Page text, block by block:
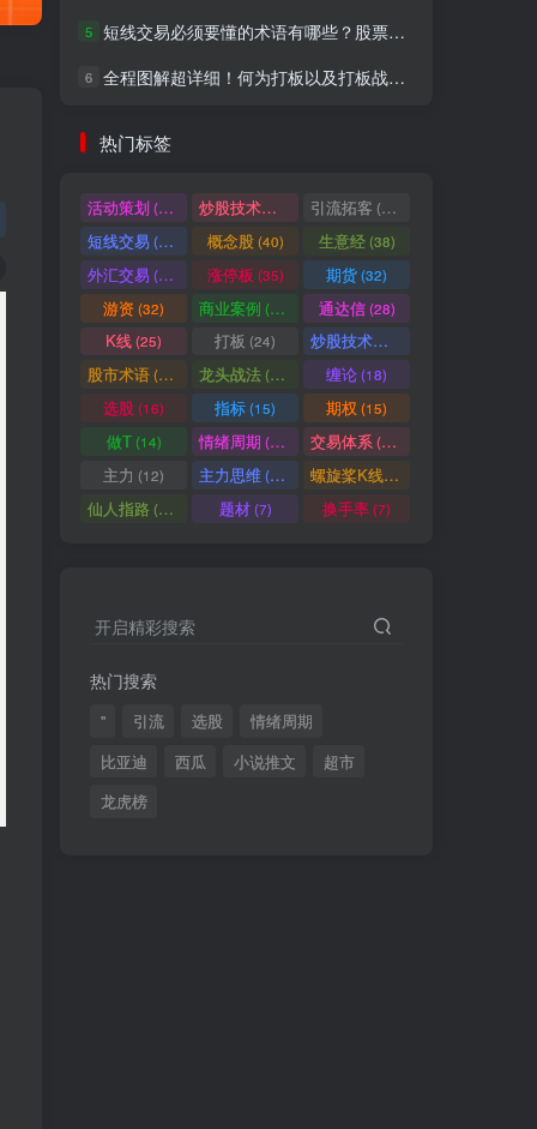
5 短线交易必须要懂的术语有哪些？股票分时水上、水下是什么意思？
6 全程图解超详细！何为打板以及打板战法的精髓
热门标签
活动策划(49) 炒股技术指标 (48)引流拓客 (46)
短线交易(40) 概念股(40) 生意经(38)
外汇交易(37) 涨停板 (35) 期货(32)
游资 (32) 商业案例 (30) 通达信(28)
K线(25) 打板 (24) 炒股技术形态
股市术语(21) 龙头战法 (20) 缠论(18)
选股(16) 指标(15) 期权 (15)
做T(14) 情绪周期 (14) 交易体系(12)
主力 (12) 主力思维(12) 螺旋桨K线
(11)
仙人指路 (10) 题材(7) 换手率(7)
开启精彩搜索
热门搜索
" 引流 选股
情绪周期
比亚迪
西瓜 小说推文
超市
龙虎榜
登录 注册
七日阅读量排名
满足你的好奇心
热门文章 最新发布 随机推荐
2 股票打板、上板、封板、翘板、炸板是什么意思？炒股你必须懂的暗语！
短线交易必须要懂的术语有哪些？股票分时水上、水下是什么意思？
6 全程图解超详细！何为打板以及打板战法的精髓